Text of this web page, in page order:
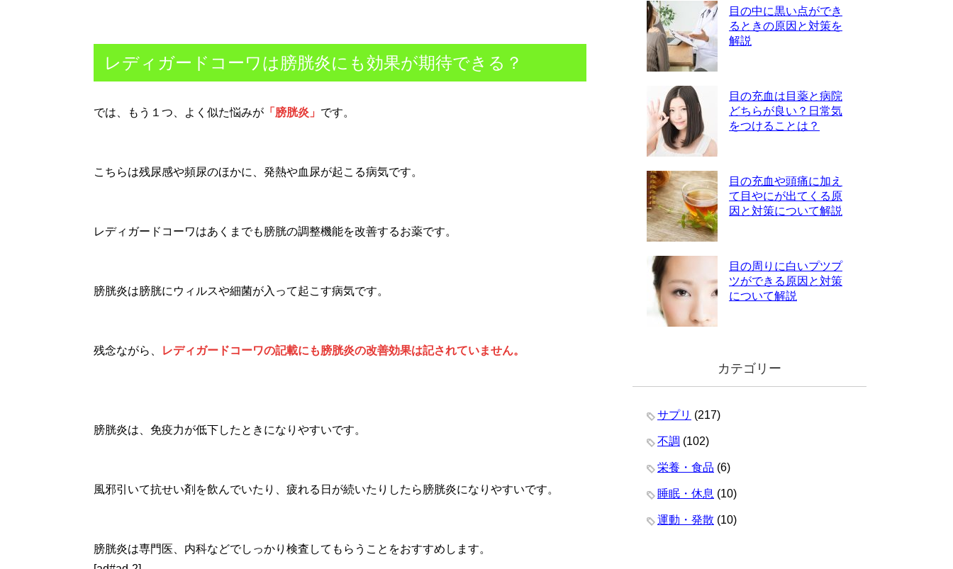
レディガードコーワは膀胱炎にも効果が期待できる？
では、もう１つ、よく似た悩みが 「膀胱炎」 です。
こちらは残尿感や頻尿のほかに、発熱や血尿が起こる病気です。
レディガードコーワはあくまでも膀胱の調整機能を改善するお薬です。
膀胱炎は膀胱にウィルスや細菌が入って起こす病気です。
残念ながら、 レディガードコーワの記載にも膀胱炎の改善効果は記されていません。
膀胱炎は、免疫力が低下したときになりやすいです。
風邪引いて抗せい剤を飲んでいたり、疲れる日が続いたりしたら膀胱炎になりやすいです。
膀胱炎は専門医、内科などでしっかり検査してもらうことをおすすめします。
目の中に黒い点ができ
るときの原因と対策を
解説
目の充血は目薬と病院
どちらが良い？日常気
をつけることは？
目の充血や頭痛に加え
て目やにが出てくる原
因と対策について解説
目の周りに白いプツプ
ツができる原因と対策
について解説
カテゴリー
サプリ (217)
不調 (102)
栄養・食品 (6)
睡眠・休息 (10)
運動・発散 (10)